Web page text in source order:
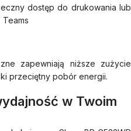
dostęp do drukowania lub
zapewniają niższe zużycie
przeciętny pobór energii.
w Twoim